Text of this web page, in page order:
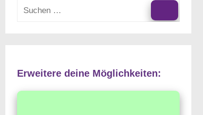
Suchen
Erweitere deine Möglichkeiten: